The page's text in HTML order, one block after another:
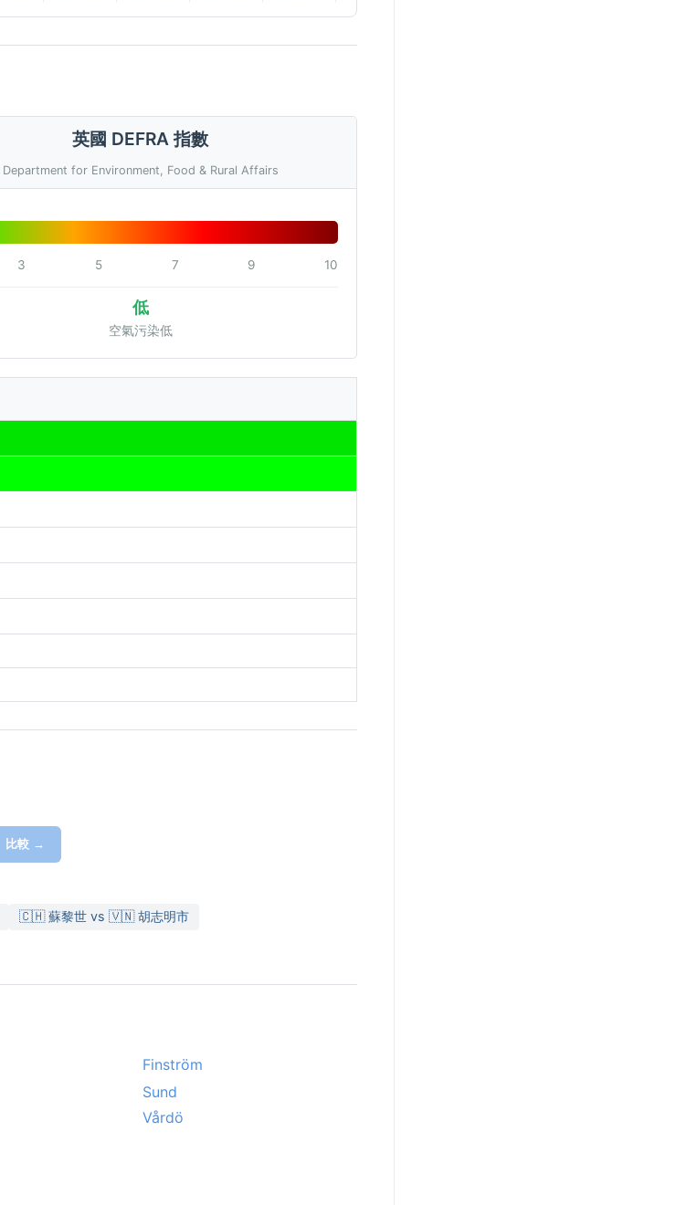
英國 DEFRA 指數
Department for Environment, Food & Rural Affairs
3 5 7 9 10
低
空氣污染低
比較 →
🇨🇭 蘇黎世 vs 🇻🇳 胡志明市
Finström
Sund
Vårdö